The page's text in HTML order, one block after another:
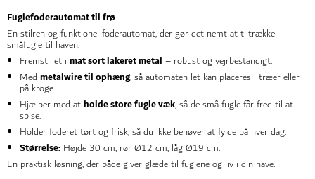
Fuglefoderautomat til frø
En stilren og funktionel foderautomat, der gør det nemt at tiltrække
småfugle til haven.
Fremstillet i mat sort lakeret metal – robust og vejrbestandigt.
Med metalwire til ophæng, så automaten let kan placeres i træer eller
på kroge.
Hjælper med atholde store fugle væk, så de små fugle får fred til at
spise.
Holder foderet tørt og frisk, så du ikke behøver at fylde på hver dag.
Størrelse:Højde 30 cm, rør Ø12 cm, låg Ø19 cm.
En praktisk løsning, der både giver glæde til fuglene og liv i din have.